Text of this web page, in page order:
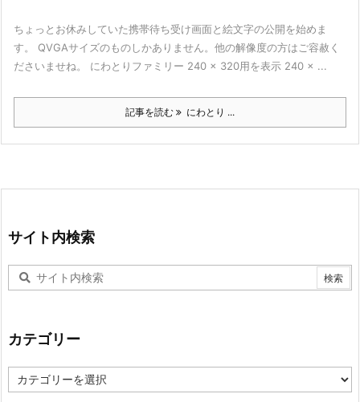
ちょっとお休みしていた携帯待ち受け画面と絵文字の公開を始めま
す。 QVGAサイズのものしかありません。他の解像度の方はご容赦く
ださいませね。 にわとりファミリー 240 × 320用を表示 240 × ...
記事を読む にわとり ...
サイト内検索
カテゴリー
テ